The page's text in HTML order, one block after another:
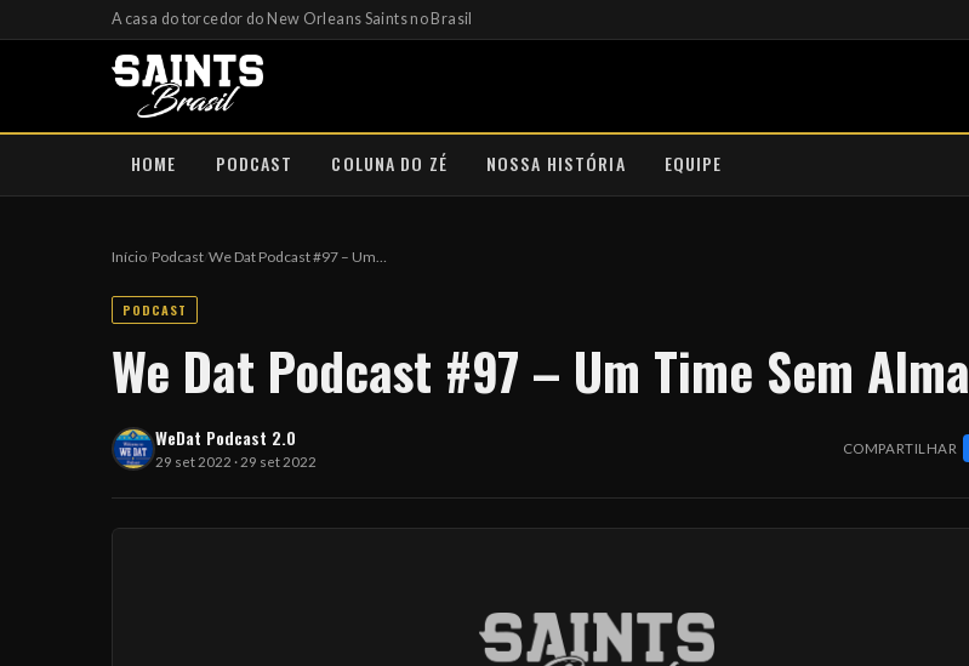
A casa do torcedor do New Orleans Saints no Brasil
HOME PODCAST COLUNA DO ZÉ NOSSA HISTÓRIA EQUIPE
Início Podcast We Dat Podcast #97 – Um…
PODCAST
We Dat Podcast #97 – Um Time Sem Alma
WeDat Podcast 2.0
29 set 2022 · 29 set 2022
COMPARTILHAR